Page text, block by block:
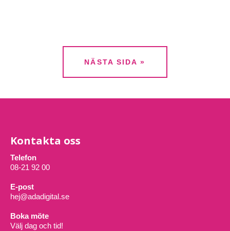
NÄSTA SIDA »
Kontakta oss
Telefon
08-21 92 00
E-post
hej@adadigital.se
Boka möte
Välj dag och tid!